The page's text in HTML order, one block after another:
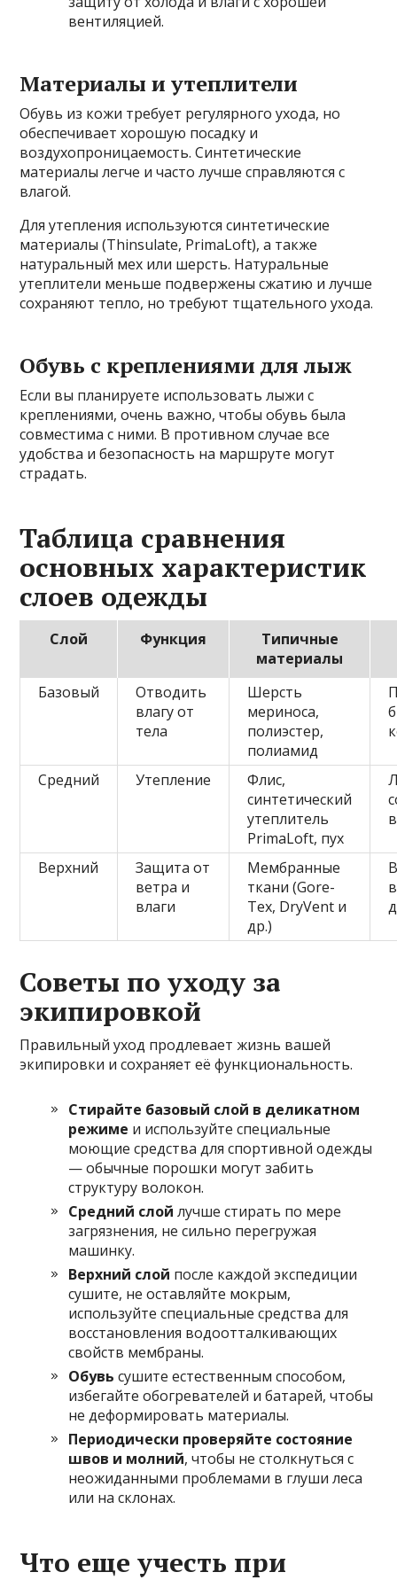
вентиляцией.
Материалы и утеплители
Обувь из кожи требует регулярного ухода, но
обеспечивает хорошую посадку и
воздухопроницаемость. Синтетические
материалы легче и часто лучше справляются с
влагой.
Для утепления используются синтетические
материалы (Thinsulate, PrimaLoft), а также
натуральный мех или шерсть. Натуральные
утеплители меньше подвержены сжатию и лучше
сохраняют тепло, но требуют тщательного ухода.
Обувь с креплениями для лыж
Если вы планируете использовать лыжи с
креплениями, очень важно, чтобы обувь была
совместима с ними. В противном случае все
удобства и безопасность на маршруте могут
страдать.
Таблица сравнения
основных характеристик
слоев одежды
Слой Функция
Типичные
материалы
Базовый
Отводить
влагу от
тела
Шерсть
мериноса,
полиэстер,
полиамид
Средний Утепление
Флис,
синтетический
утеплитель
PrimaLoft, пух
Верхний
Защита от
ветра и
влаги
Мембранные
ткани (Gore-
Tex, DryVent и
др.)
Советы по уходу за
экипировкой
Правильный уход продлевает жизнь вашей
экипировки и сохраняет её функциональность.
Стирайте базовый слой в деликатном
режиме и используйте специальные
моющие средства для спортивной одежды
— обычные порошки могут забить
структуру волокон.
Средний слой лучше стирать по мере
загрязнения, не сильно перегружая
машинку.
Верхний слой после каждой экспедиции
сушите, не оставляйте мокрым,
используйте специальные средства для
восстановления водоотталкивающих
свойств мембраны.
Обувь сушите естественным способом,
избегайте обогревателей и батарей, чтобы
не деформировать материалы.
Периодически проверяйте состояние
швов и молний, чтобы не столкнуться с
неожиданными проблемами в глуши леса
или на склонах.
Что еще учесть при